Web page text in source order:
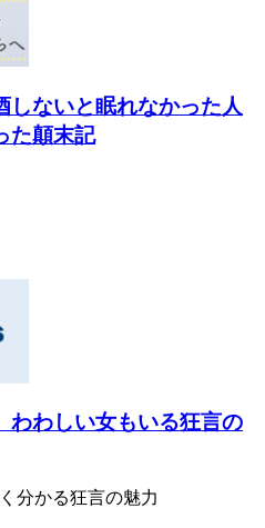
しないと眠れなかった人
た顛末記
わわしい女もいる狂言の
分かる狂言の魅力